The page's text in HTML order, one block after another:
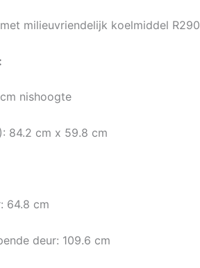
milieuvriendelijk koelmiddel R290
nishoogte
84.2 cm x 59.8 cm
64.8 cm
deur: 109.6 cm